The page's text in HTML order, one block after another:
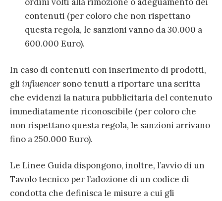
contenuti (per coloro che non rispettano
questa regola, le sanzioni vanno da 30.000 a
600.000 Euro).
In caso di contenuti con inserimento di prodotti,
gli influencer sono tenuti a riportare una scritta
che evidenzi la natura pubblicitaria del contenuto
immediatamente riconoscibile (per coloro che
non rispettano questa regola, le sanzioni arrivano
fino a 250.000 Euro).
Le Linee Guida dispongono, inoltre, l’avvio di un
Tavolo tecnico per l’adozione di un codice di
condotta che definisca le misure a cui gli